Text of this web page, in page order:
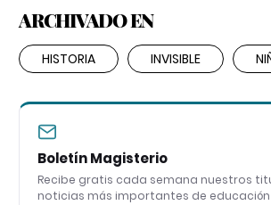
ARCHIVADO EN
HISTORIA INVISIBLE
Boletín Magisterio
Recibe gratis cada semana nuestros
noticias más importantes de educación